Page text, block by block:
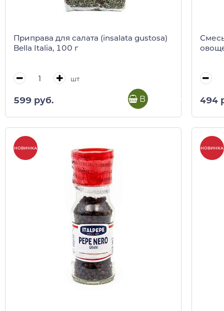
Приправа для салата (insalata gustosa)
Bella Italia, 100 г
шт
599 руб. В корзину 494
НОВИНКА НОВИНКА